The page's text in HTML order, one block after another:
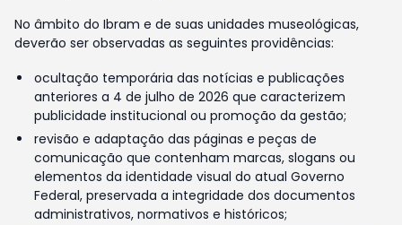
No âmbito do Ibram e de suas unidades museológicas,
deverão ser observadas as seguintes providências:
ocultação temporária das notícias e publicações
anteriores a 4 de julho de 2026 que caracterizem
publicidade institucional ou promoção da gestão;
revisão e adaptação das páginas e peças de
comunicação que contenham marcas, slogans ou
elementos da identidade visual do atual Governo
Federal, preservada a integridade dos documentos
administrativos, normativos e históricos;